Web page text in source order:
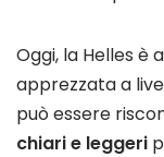
Oggi, la Helles è
apprezzata a
può essere
chiari e leggeri